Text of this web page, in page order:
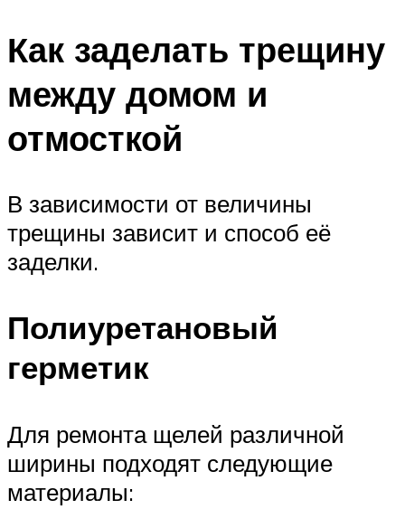
Как заделать трещину
между домом и
отмосткой
В зависимости от величины
трещины зависит и способ её
заделки.
Полиуретановый
герметик
Для ремонта щелей различной
ширины подходят следующие
материалы: